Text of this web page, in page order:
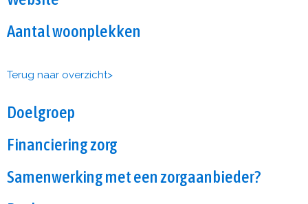
Aantal woonplekken
Terug naar overzicht>
Doelgroep
Financiering zorg
Samenwerking met een zorgaanbieder?